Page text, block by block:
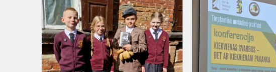
konferencija
„Miestas
vaiko
akimis“